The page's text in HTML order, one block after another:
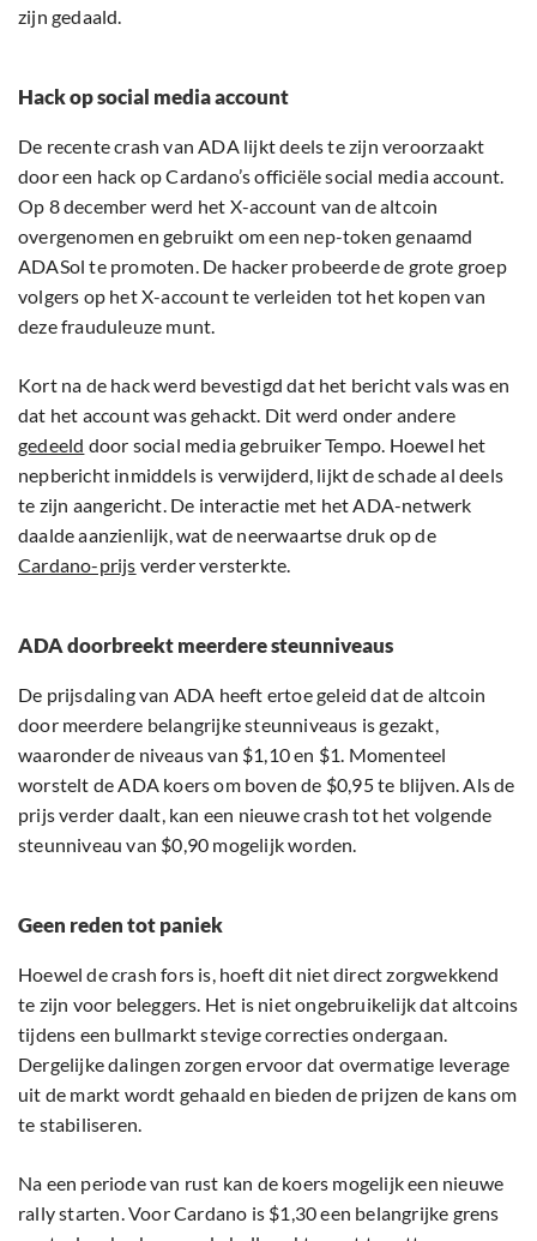
zijn gedaald.
Hack op social media account
De recente crash van ADA lijkt deels te zijn veroorzaakt
door een hack op Cardano’s officiële social media account.
Op 8 december werd het X-account van de altcoin
overgenomen en gebruikt om een nep-token genaamd
ADASol te promoten. De hacker probeerde de grote groep
volgers op het X-account te verleiden tot het kopen van
deze frauduleuze munt.
Kort na de hack werd bevestigd dat het bericht vals was en
dat het account was gehackt. Dit werd onder andere
gedeeld door social media gebruiker Tempo. Hoewel het
nepbericht inmiddels is verwijderd, lijkt de schade al deels
te zijn aangericht. De interactie met het ADA-netwerk
daalde aanzienlijk, wat de neerwaartse druk op de
Cardano-prijs verder versterkte.
ADA doorbreekt meerdere steunniveaus
De prijsdaling van ADA heeft ertoe geleid dat de altcoin
door meerdere belangrijke steunniveaus is gezakt,
waaronder de niveaus van $1,10 en $1. Momenteel
worstelt de ADA koers om boven de $0,95 te blijven. Als de
prijs verder daalt, kan een nieuwe crash tot het volgende
steunniveau van $0,90 mogelijk worden.
Geen reden tot paniek
Hoewel de crash fors is, hoeft dit niet direct zorgwekkend
te zijn voor beleggers. Het is niet ongebruikelijk dat altcoins
tijdens een bullmarkt stevige correcties ondergaan.
Dergelijke dalingen zorgen ervoor dat overmatige leverage
uit de markt wordt gehaald en bieden de prijzen de kans om
te stabiliseren.
Na een periode van rust kan de koers mogelijk een nieuwe
rally starten. Voor Cardano is $1,30 een belangrijke grens